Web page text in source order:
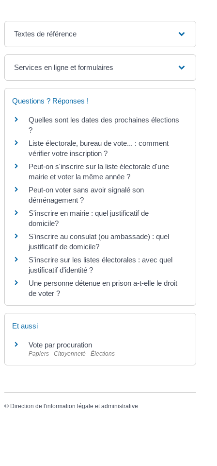
Textes de référence
Services en ligne et formulaires
Questions ? Réponses !
Quelles sont les dates des prochaines élections
?
Liste électorale, bureau de vote... : comment
vérifier votre inscription ?
Peut-on s'inscrire sur la liste électorale d'une
mairie et voter la même année ?
Peut-on voter sans avoir signalé son
déménagement ?
S'inscrire en mairie : quel justificatif de
domicile?
S'inscrire au consulat (ou ambassade) : quel
justificatif de domicile?
S'inscrire sur les listes électorales : avec quel
justificatif d'identité ?
Une personne détenue en prison a-t-elle le droit
de voter ?
Et aussi
Vote par procuration
Papiers - Citoyenneté - Élections
© Direction de l'information légale et administrative